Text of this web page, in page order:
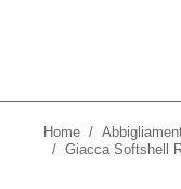
Tu sei qui:
Home
Giacca Softshell